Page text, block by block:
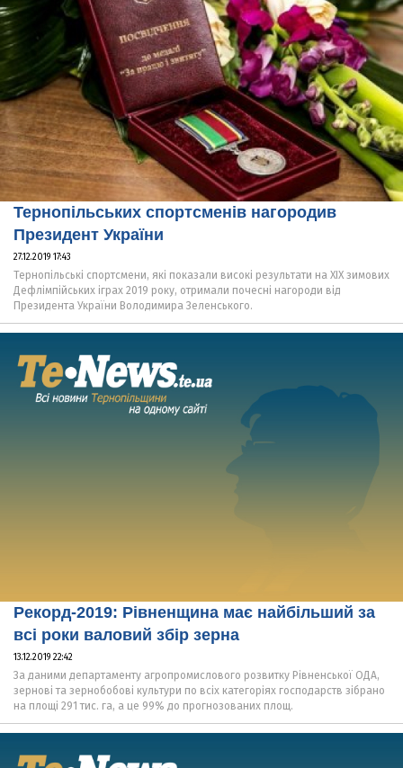
Тернопільських спортсменів нагородив
Президент України
27.12.2019 17:43
Тернопільські спортсмени, які показали високі результати на ХІХ зимових
Дефлімпійських іграх 2019 року, отримали почесні нагороди від
Президента України Володимира Зеленського.
Рекорд-2019: Рівненщина має найбільший за
всі роки валовий збір зерна
13.12.2019 22:42
За даними департаменту агропромислового розвитку Рівненської ОДА,
зернові та зернобобові культури по всіх категоріях господарств зібрано
на площі 291 тис. га, а це 99% до прогнозованих площ.